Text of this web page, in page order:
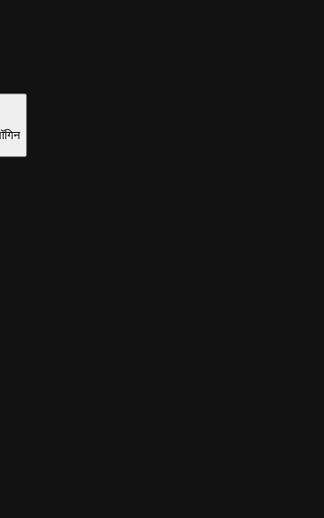
उत्तर और फोटो से समस्या समाधान | समान प्रश्न पत्र जनरेटर